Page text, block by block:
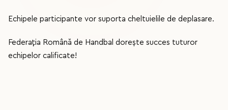
Echipele participante vor suporta cheltuielile de deplasare.
Federația Română de Handbal dorește succes tuturor
echipelor calificate!